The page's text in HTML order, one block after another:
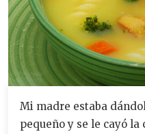
Mi madre estaba
pequeño y se le cayó la